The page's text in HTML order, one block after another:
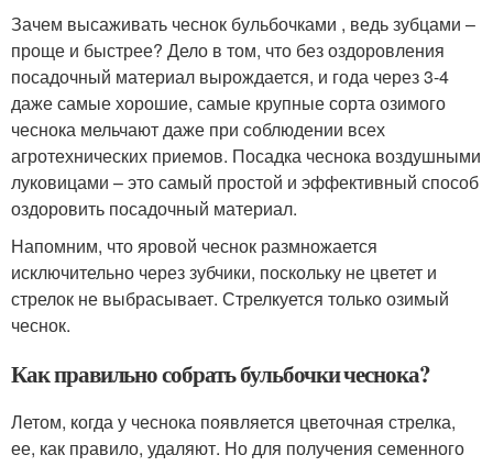
Зачем высаживать чеснок бульбочками , ведь зубцами –
проще и быстрее? Дело в том, что без оздоровления
посадочный материал вырождается, и года через 3-4
даже самые хорошие, самые крупные сорта озимого
чеснока мельчают даже при соблюдении всех
агротехнических приемов. Посадка чеснока воздушными
луковицами – это самый простой и эффективный способ
оздоровить посадочный материал.
Напомним, что яровой чеснок размножается
исключительно через зубчики, поскольку не цветет и
стрелок не выбрасывает. Стрелкуется только озимый
чеснок.
Как правильно собрать бульбочки чеснока?
Летом, когда у чеснока появляется цветочная стрелка,
ее, как правило, удаляют. Но для получения семенного